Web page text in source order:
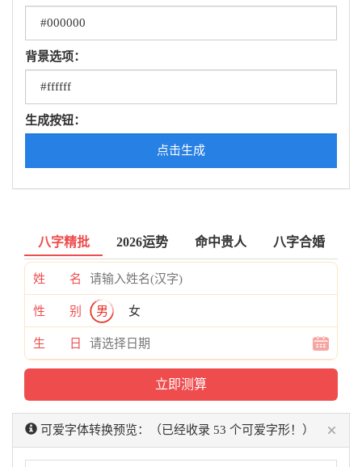
背景选项：
生成按钮：
点击生成
八字精批 2026运势 命中贵人 八字合婚
姓 名
性 别 男 女
生 日
可爱字体转换预览：（已经收录 53 个可爱字形！） ×